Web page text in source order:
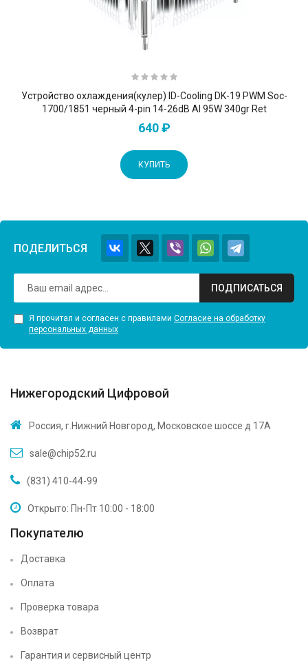
Устройство охлаждения(кулер) ID-Cooling DK-19 PWM Soc-
1700/1851 черный 4-pin 14-26dB Al 95W 340gr Ret
640 ₽
КУПИТЬ
ПОДЕЛИТЬСЯ
ПОДПИСАТЬСЯ
Я прочитал и согласен с правилами Согласие на обработку
персональных данных
Нижегородский Цифровой
Россия, г.Нижний Новгород, Московское шоссе д 17А
sale@chip52.ru
(831) 410-44-99
Открыто: Пн-Пт 10:00 - 18:00
Покупателю
Доставка
Оплата
Проверка товара
Возврат
Гарантия и сервисный центр